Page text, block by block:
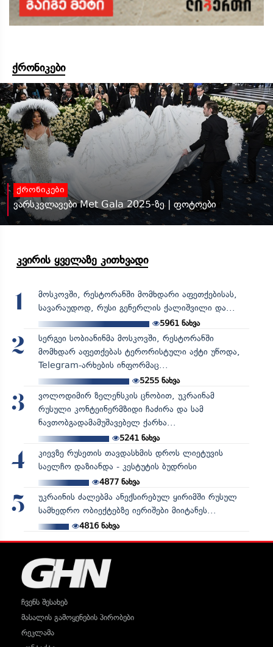
ქრონიკები
ქრონიკები
ვარსკვლავები Met Gala 2025-ზე | ფოტოები
კვირის ყველაზე კითხვადი
1
მოსკოვში, რესტორანში მომხდარი აფეთქებისას,
სავარაუდოდ, რუსი გენერლის ქალიშვილი და...
5961 ნახვა
2
სერგეი სობიანინმა მოსკოვში, რესტორანში
მომხდარ აფეთქებას ტერორისტული აქტი უწოდა,
Telegram-არხების ინფორმაც...
5255ნახვა
3
ვოლოდიმირ ზელენსკის ცნობით, უკრაინამ
რუსული კონტეინერმზიდი ჩაძირა და სამ
ნავთობგადამამუშავებელ ქარხა...
5241ნახვა
4
კიევზე რუსეთის თავდასხმის დროს ლიეტუვის
საელჩო დაზიანდა - კესტუტის ბუდრისი
4877ნახვა
5
უკრაინის ძალებმა ანექსირებულ ყირიმში რუსულ
სამხედრო ობიექტებზე იერიშები მიიტანეს...
4816ნახვა
ჩვენს შესახებ
მასალის გამოყენების პირობები
რეკლამა